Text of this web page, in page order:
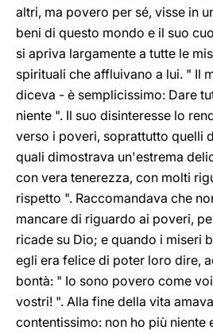
altri, ma povero per sé, visse in
beni di questo mondo e il suo
si apriva largamente a tutte le
spirituali che affluivano a lui. " Il
diceva - è semplicissimo: Dare
niente ". Il suo disinteresse lo
verso i poveri, soprattutto quelli
quali dimostrava un'estrema
con vera tenerezza, con molti
rispetto ". Raccomandava che
mancare di riguardo ai poveri,
ricade su Dio; e quando i miseri
egli era felice di poter loro dire,
bontà: " Io sono povero come
vostri! ". Alla fine della vita
contentissimo: non ho più niente